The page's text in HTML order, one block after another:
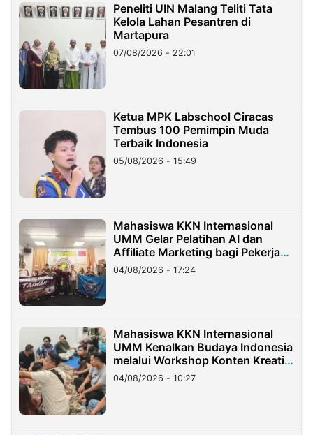
Peneliti UIN Malang Teliti Tata
Kelola Lahan Pesantren di
Martapura
07/08/2026 - 22:01
Ketua MPK Labschool Ciracas
Tembus 100 Pemimpin Muda
Terbaik Indonesia
05/08/2026 - 15:49
Mahasiswa KKN Internasional
UMM Gelar Pelatihan AI dan
Affiliate Marketing bagi Pekerja
Migran Indonesia di Taiwan
04/08/2026 - 17:24
Mahasiswa KKN Internasional
UMM Kenalkan Budaya Indonesia
melalui Workshop Konten Kreatif
di Taiwan
04/08/2026 - 10:27